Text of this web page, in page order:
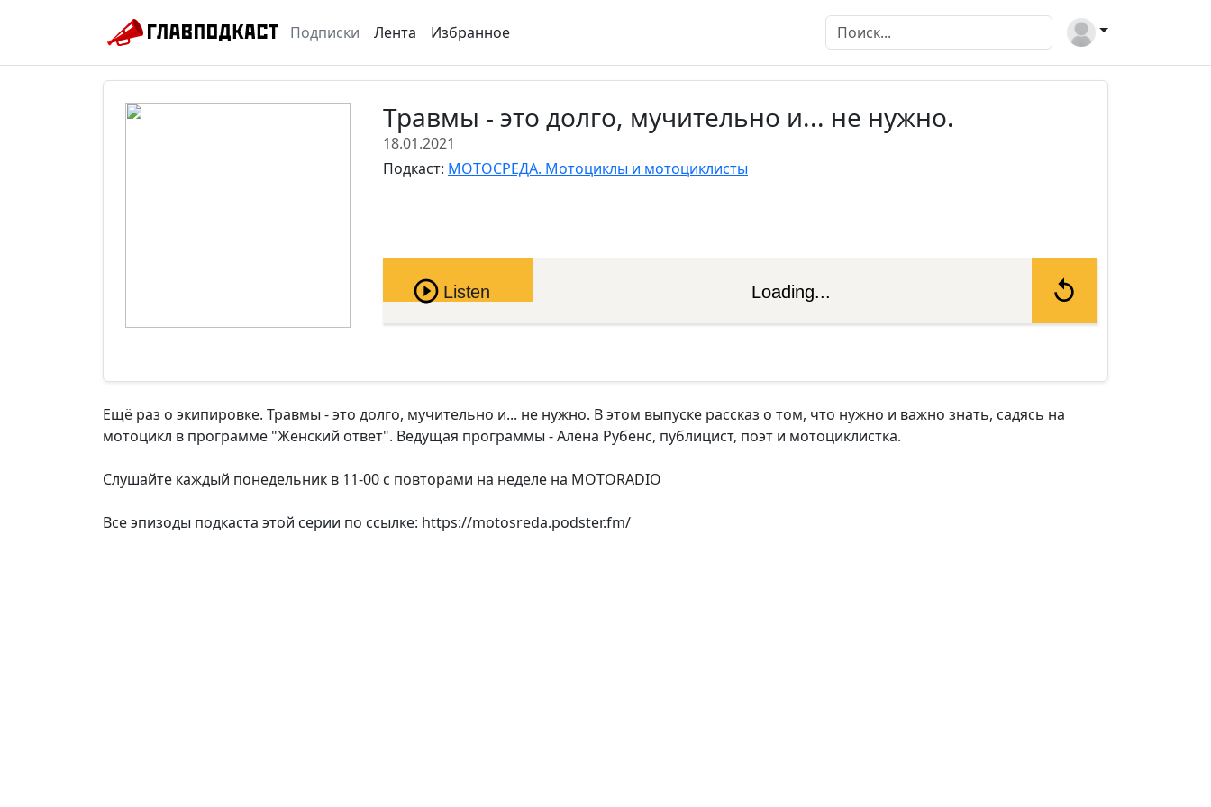
Подписки Лента Избранное
Травмы - это долго, мучительно и... не нужно.
18.01.2021
Подкаст: МОТОСРЕДА. Мотоциклы и мотоциклисты
Pause
Listen Loading...
Ещё раз о экипировке. Травмы - это долго, мучительно и... не нужно. В этом выпуске рассказ о том, что нужно и важно знать, садясь на
мотоцикл в программе "Женский ответ". Ведущая программы - Алёна Рубенс, публицист, поэт и мотоциклистка.
Слушайте каждый понедельник в 11-00 с повторами на неделе на MOTORADIO
Все эпизоды подкаста этой серии по ссылке: https://motosreda.podster.fm/